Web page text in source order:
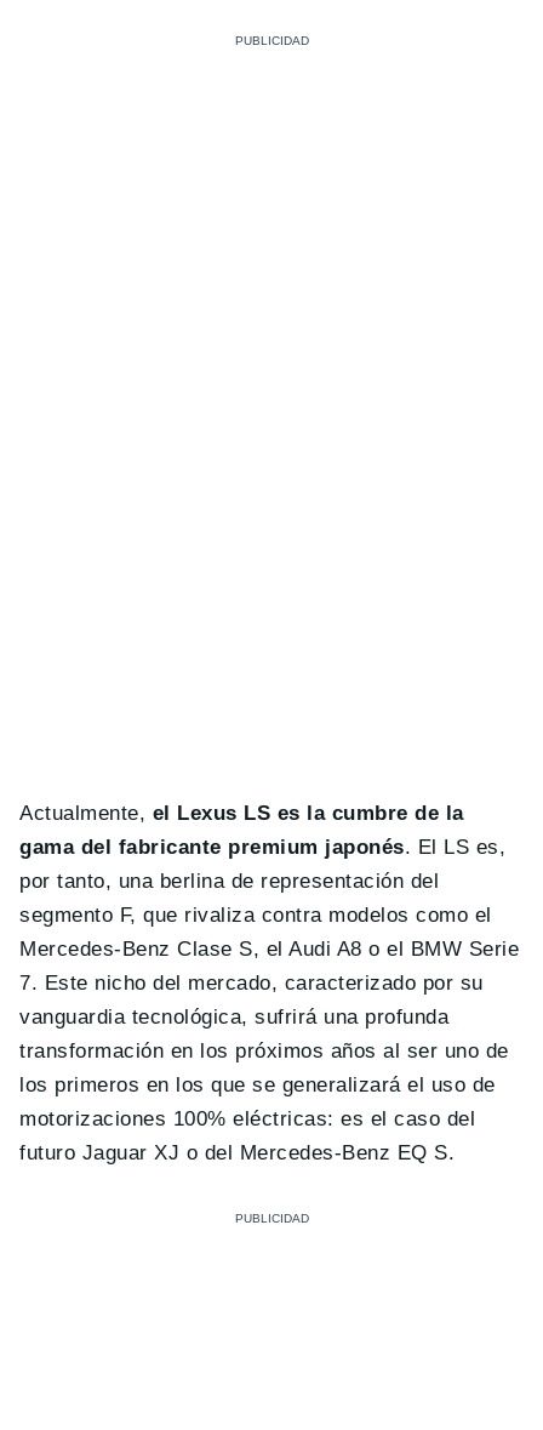
Actualmente, el Lexus LS es la cumbre de la
gama del fabricante premium japonés. El LS es,
por tanto, una berlina de representación del
segmento F, que rivaliza contra modelos como el
Mercedes-Benz Clase S, el Audi A8 o el BMW Serie
7. Este nicho del mercado, caracterizado por su
vanguardia tecnológica, sufrirá una profunda
transformación en los próximos años al ser uno de
los primeros en los que se generalizará el uso de
motorizaciones 100% eléctricas: es el caso del
futuro Jaguar XJ o del Mercedes-Benz EQ S.